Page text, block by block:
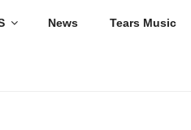
News Tears Music